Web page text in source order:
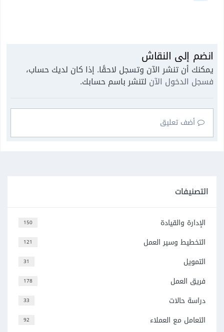
انضم إلى النقاش
يمكنك أن تنشر الآن وتسجل لاحقًا. إذا كان لديك حساب،
فسجل الدخول الآن لتنشر باسم حسابك.
أضف تعليق
التصنيفات
150 الإدارة والقيادة
121 التخطيط وسير العمل
31 التمويل
178 فريق العمل
33 دراسة حالات
92 التعامل مع العملاء